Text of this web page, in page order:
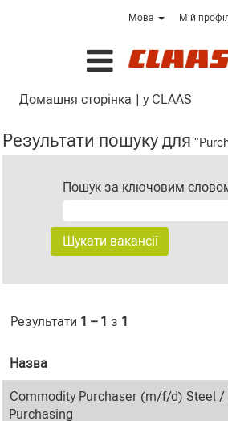
Мова Мій
Домашня сторінка | у CLAAS
Результати пошуку для
Пошук за ключовим
Результати 1 – 1 з 1
Назва
Commodity Purchaser (m/f/d) Steel /
Purchasing